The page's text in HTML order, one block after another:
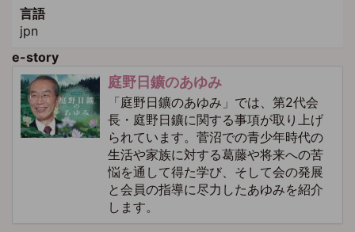
言語
jpn
e-story
庭野日鑛のあゆみ
「庭野日鑛のあゆみ」では、第2代会
長・庭野日鑛に関する事項が取り上げ
られています。菅沼での青少年時代の
生活や家族に対する葛藤や将来への苦
悩を通して得た学び、そして会の発展
と会員の指導に尽力したあゆみを紹介
します。